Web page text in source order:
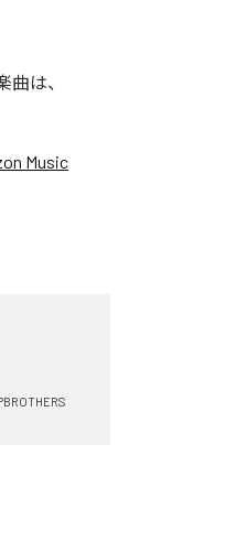
曲は、
Music